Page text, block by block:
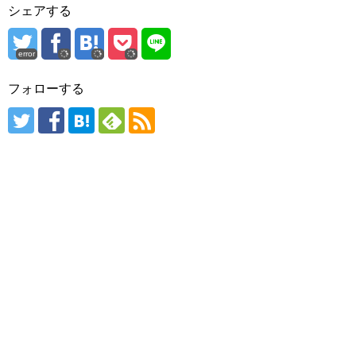
シェアする
error
フォローする